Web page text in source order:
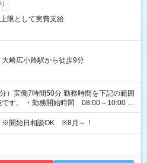
限として実費支給
大崎広小路駅から徒歩9分
）実働7時間50分 勤務時間を下記の範囲
です。 ・勤務開始時間 08:00～10:00 ・
19:00 ・実働 06:15～08:00
※開始日相談OK ※8月～！